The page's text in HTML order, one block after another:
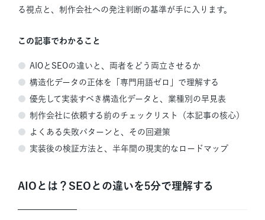
る視点と、制作会社への発注判断の基準が手に入ります。
この記事でわかること
AIOとSEOの違いと、両者をどう両立させるか
構造化データの正体を「専門用語ゼロ」で理解する
優先して実装すべき構造化データと、業種別の早見表
制作会社に依頼する前のチェックリスト（本記事の核心）
よくある失敗パターンと、その回避策
実装後の検証方法と、半年間の現実的なロードマップ
AIOとは？SEOとの違いを5分で理解する